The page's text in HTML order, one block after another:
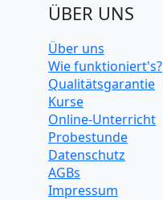
ÜBER UNS
Über uns
Wie funktioniert's?
Qualitätsgarantie
Kurse
Online-Unterricht
Probestunde
Datenschutz
AGBs
Impressum